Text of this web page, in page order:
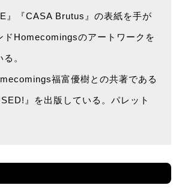
』『CASA Brutus』の表紙を手が
ドHomecomingsのアートワークを
。
福富優樹との共著である
』を出版している。パレット